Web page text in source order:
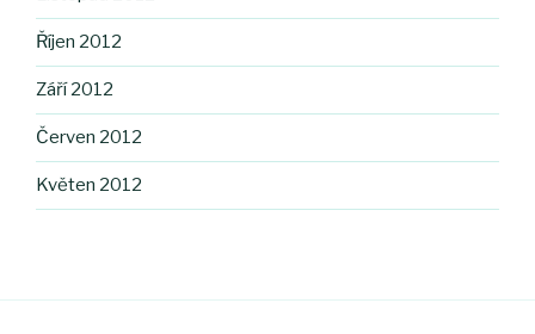
Říjen 2012
Září 2012
Červen 2012
Květen 2012